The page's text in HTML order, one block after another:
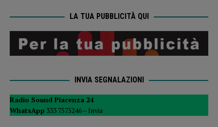
LA TUA PUBBLICITÀ QUI
INVIA SEGNALAZIONI
Radio Sound Piacenza 24
WhatsApp 333 7575246 – Invia